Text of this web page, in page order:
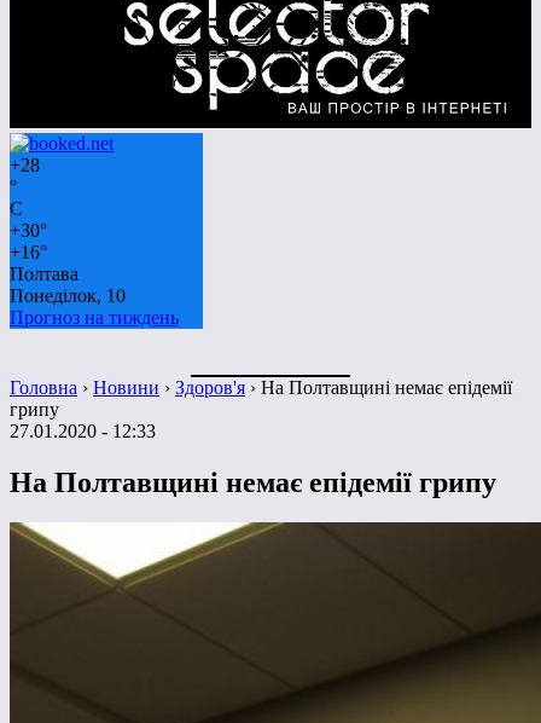
+28
°
C
+30°
+16°
Полтава
Понеділок, 10
Прогноз на тиждень
Головна › Новини › Здоров'я › На Полтавщині немає епідемії
грипу
27.01.2020 - 12:33
На Полтавщині немає епідемії грипу